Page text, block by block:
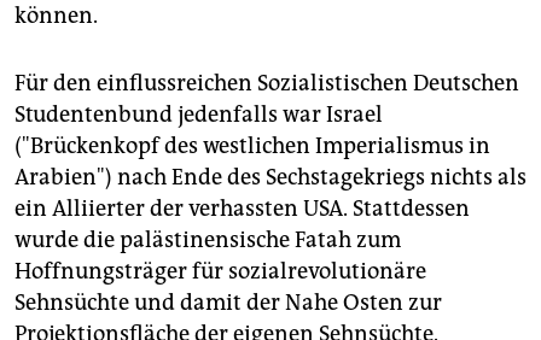
können.
Für den einflussreichen Sozialistischen Deutschen
Studentenbund jedenfalls war Israel
("Brückenkopf des westlichen Imperialismus in
Arabien") nach Ende des Sechstagekriegs nichts als
ein Alliierter der verhassten USA. Stattdessen
wurde die palästinensische Fatah zum
Hoffnungsträger für sozialrevolutionäre
Sehnsüchte und damit der Nahe Osten zur
Projektionsfläche der eigenen Sehnsüchte.